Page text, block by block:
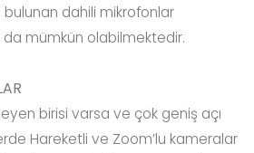
bulunan dahili mikrofonlar
da mümkün olabilmektedir.
birisi varsa ve çok geniş açı
Hareketli ve Zoom’lu kameralar